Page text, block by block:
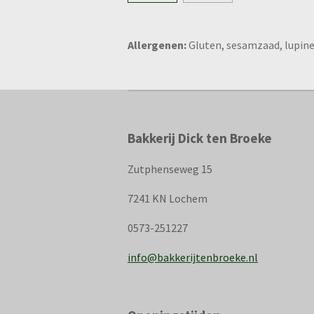
Allergenen:Gluten, sesamzaad, lupine
Bakkerij Dick ten Broeke
Zutphenseweg 15
7241 KN Lochem
0573-251227
info@bakkerijtenbroeke.nl